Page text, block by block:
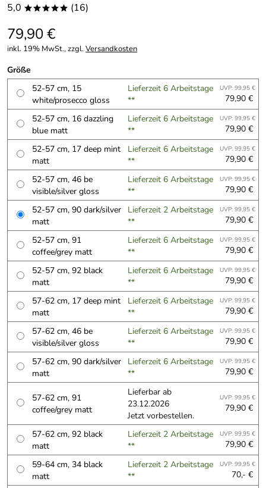
5,0 ***** (16)
79,90 €
inkl. 19% MwSt., zzgl.Versandkosten
Größe
52-57 cm, 15
white/prosecco gloss
Lieferzeit 6 Arbeitstage
**
UVP: 99,95 €
79,90 €
52-57 cm, 16 dazzling
blue matt
Lieferzeit 6 Arbeitstage
**
UVP: 99,95 €
79,90 €
52-57 cm, 17 deep mint
matt
Lieferzeit 6 Arbeitstage
**
UVP: 99,95 €
79,90 €
52-57 cm, 46 be
visible/silver gloss
Lieferzeit 6 Arbeitstage
**
UVP: 99,95 €
79,90 €
52-57 cm, 90 dark/silver
matt
Lieferzeit 2 Arbeitstage
**
UVP: 99,95 €
79,90 €
52-57 cm, 91
coffee/grey matt
Lieferzeit 6 Arbeitstage
**
UVP: 99,95 €
79,90 €
52-57 cm, 92 black
matt
Lieferzeit 6 Arbeitstage
**
UVP: 99,95 €
79,90 €
57-62 cm, 17 deep mint
matt
Lieferzeit 6 Arbeitstage
**
UVP: 99,95 €
79,90 €
57-62 cm, 46 be
visible/silver gloss
Lieferzeit 6 Arbeitstage
**
UVP: 99,95 €
79,90 €
57-62 cm, 90 dark/silver
matt
Lieferzeit 6 Arbeitstage
**
UVP: 99,95 €
79,90 €
57-62 cm, 91
coffee/grey matt
Lieferbar ab
23.12.2026
Jetzt vorbestellen.
UVP: 99,95 €
79,90 €
57-62 cm, 92 black
matt
Lieferzeit 2 Arbeitstage
**
UVP: 99,95 €
79,90 €
59-64 cm, 34 black
matt
Lieferzeit 2 Arbeitstage
**
UVP: 99,95 €
70,- €